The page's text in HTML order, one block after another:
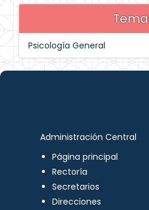
Psicología General
Administración Central
Página principal
Rectoría
Secretarios
Direcciones